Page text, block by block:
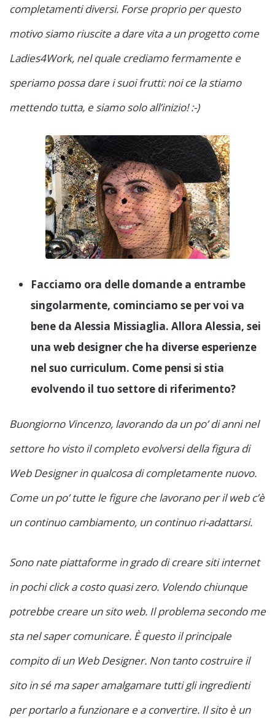
completamenti diversi. Forse proprio per questo
motivo siamo riuscite a dare vita a un progetto come
Ladies4Work, nel quale crediamo fermamente e
speriamo possa dare i suoi frutti: noi ce la stiamo
mettendo tutta, e siamo solo all’inizio! :-)
Facciamo ora delle domande a entrambe
singolarmente, cominciamo se per voi va
bene da Alessia Missiaglia. Allora Alessia, sei
una web designer che ha diverse esperienze
nel suo curriculum. Come pensi si stia
evolvendo il tuo settore di riferimento?
Buongiorno Vincenzo, lavorando da un po’ di anni nel
settore ho visto il completo evolversi della figura di
Web Designer in qualcosa di completamente nuovo.
Come un po’ tutte le figure che lavorano per il web c’è
un continuo cambiamento, un continuo ri-adattarsi.
Sono nate piattaforme in grado di creare siti internet
in pochi click a costo quasi zero. Volendo chiunque
potrebbe creare un sito web. Il problema secondo me
sta nel saper comunicare. È questo il principale
compito di un Web Designer. Non tanto costruire il
sito in sé ma saper amalgamare tutti gli ingredienti
per portarlo a funzionare e a convertire. Il sito è un